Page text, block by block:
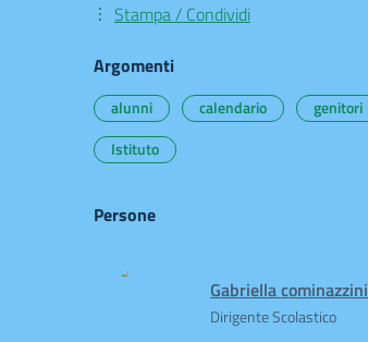
Stampa / Condividi
Argomenti
alunni calendario
genitori
Istituto
Persone
Gabriella cominazzini
Dirigente Scolastico